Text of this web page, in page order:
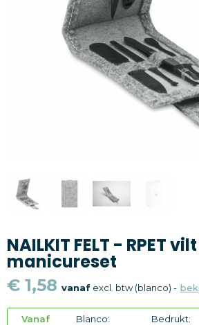
Outdoor en vrije tijd
Gereedschap en veiligheid
Kantoorartikelen
Gadgets
Textiel
Merken
NAILKIT FELT - RPET
manicureset
€ 1,58 vanafexcl. btw (blanco) -
Vanaf
Blanco:
Bedrukt: